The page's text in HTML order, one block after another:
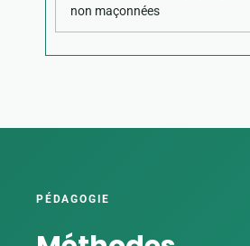
non maçonnées
PÉDAGOGIE